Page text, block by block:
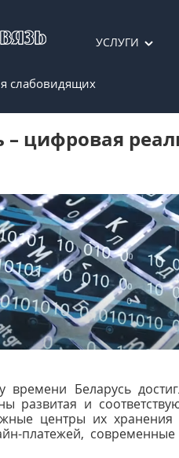
УСЛУГИ
слабовидящих
– цифровая
времени Беларусь
развитая и
центры их
платежей,